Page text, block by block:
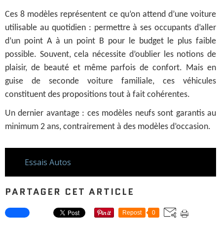
Ces 8 modèles représentent ce qu’on attend d’une voiture
utilisable au quotidien : permettre à ses occupants d’aller
d’un point A à un point B pour le budget le plus faible
possible. Souvent, cela nécessite d’oublier les notions de
plaisir, de beauté et même parfois de confort. Mais en
guise de seconde voiture familiale, ces véhicules
constituent des propositions tout à fait cohérentes.
Un dernier avantage : ces modèles neufs sont garantis au
minimum 2 ans, contrairement à des modèles d’occasion.
Essais Autos
PARTAGER CET ARTICLE
Repost 0